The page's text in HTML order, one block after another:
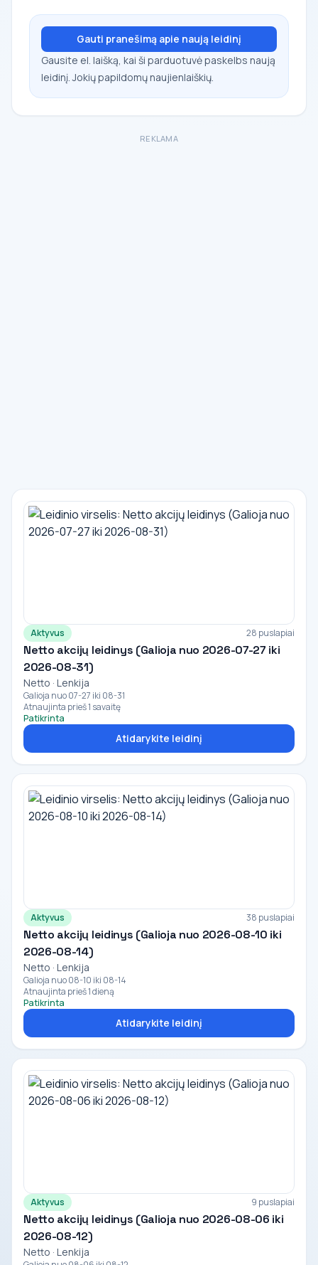
Gauti pranešimą apie naują leidinį
Gausite el. laišką, kai ši parduotuvė paskelbs naują
leidinį. Jokių papildomų naujienlaiškių.
REKLAMA
Aktyvus 28 puslapiai
Netto akcijų leidinys (Galioja nuo 2026-07-27 iki
2026-08-31)
Netto · Lenkija
Galioja nuo 07-27 iki 08-31
Atnaujinta prieš 1 savaitę
Patikrinta
Atidarykite leidinį
Aktyvus 38 puslapiai
Netto akcijų leidinys (Galioja nuo 2026-08-10 iki
2026-08-14)
Netto · Lenkija
Galioja nuo 08-10 iki 08-14
Atnaujinta prieš 1 dieną
Patikrinta
Atidarykite leidinį
Aktyvus 9 puslapiai
Netto akcijų leidinys (Galioja nuo 2026-08-06 iki
2026-08-12)
Netto · Lenkija